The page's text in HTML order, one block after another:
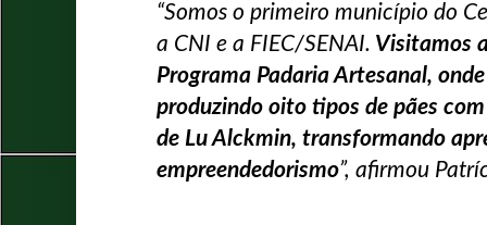
“Somos o primeiro município do
a CNI e a FIEC/SENAI. Visitamos
Programa Padaria Artesanal,
produzindo oito tipos de pães
de Lu Alckmin, transformando
empreendedorismo”, afirmou